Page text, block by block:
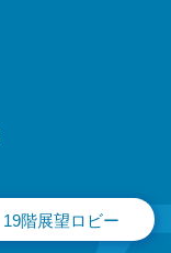
19階展望ロビー